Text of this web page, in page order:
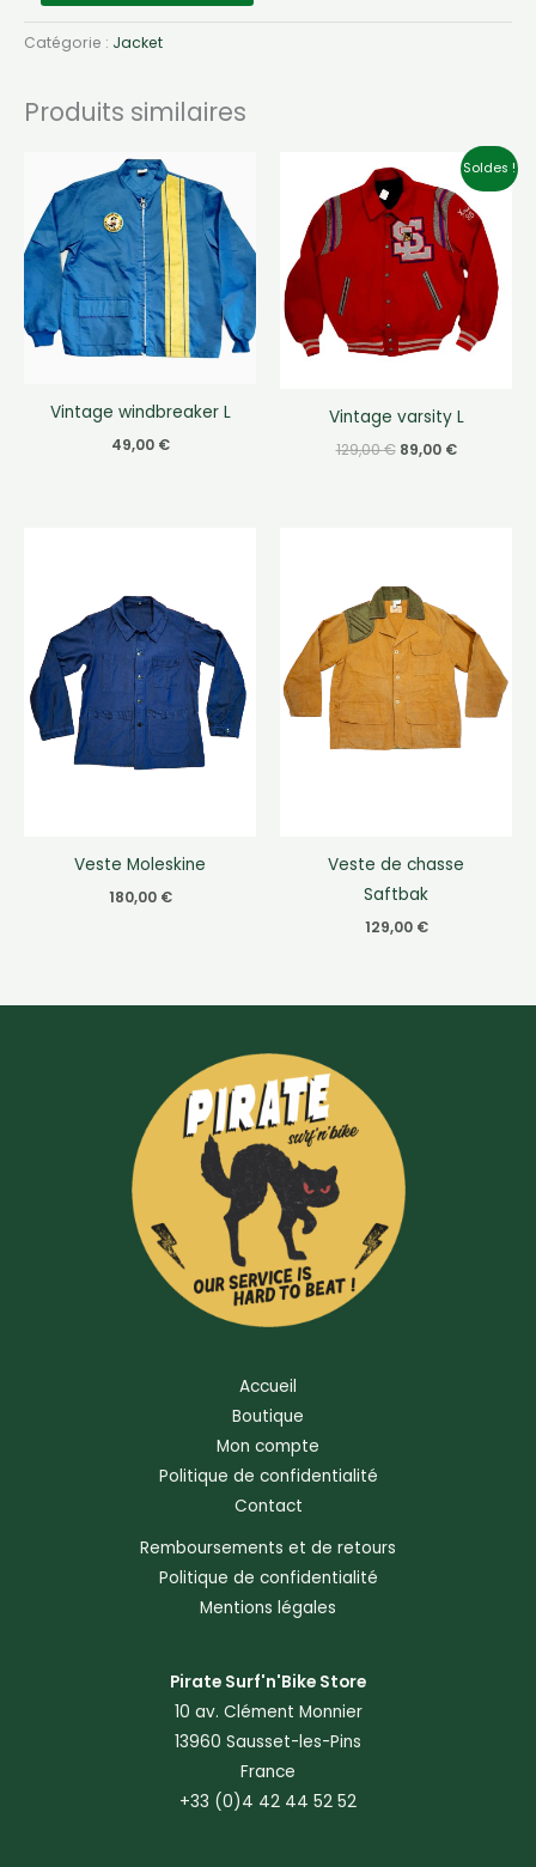
de
Vintage
Smith
vest
XL
Catégorie : Jacket
Produits similaires
Vintage windbreaker L
49,00 €
Soldes !
Vintage varsity L
129,00€ Le
89,00 €Le
Veste Moleskine
180,00 €
Veste de chasse
Saftbak
129,00 €
Accueil
Boutique
Mon compte
Politique de confidentialité
Contact
Remboursements et de retours
Politique de confidentialité
Mentions légales
Pirate Surf'n'Bike Store
10 av. Clément Monnier
13960 Sausset-les-Pins
France
+33 (0)4 42 44 52 52